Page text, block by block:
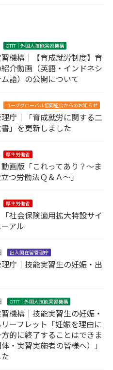
OTIT｜外国人技能実習機構
機構｜【育成就労制度】育
介動画（英語・インドネシ
語）の公開について
コープグローバル協同組合からのお知らせ
庁｜「育成就労に関する二
」を更新しました
厚生労働省
画版「これってあり？～ま
つ労働法Ｑ＆Ａ～」
厚生労働省
社会保険適用拡大特設サイ
アル
出入国在留管理庁
庁｜技能実習生の妊娠・出
OTIT｜外国人技能実習機構
機構｜技能実習生の妊娠・
ーフレット「妊娠を理由に
的に終了することはできま
・実習実施者の皆様へ）」